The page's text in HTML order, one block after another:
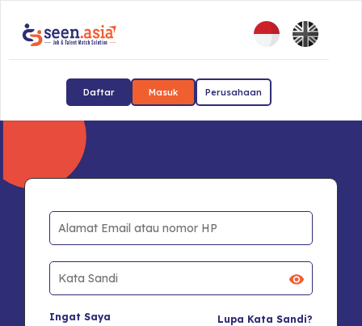
Daftar Masuk Perusahaan
Ingat Saya Lupa Kata Sandi?